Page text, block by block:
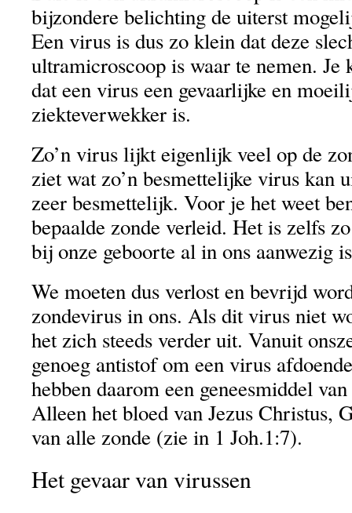
bijzondere belichting de uiterst
Een virus is dus zo klein dat deze
ultramicroscoop is waar te nemen.
dat een virus een gevaarlijke en
ziekteverwekker is.
Zo’n virus lijkt eigenlijk veel op de
ziet wat zo’n besmettelijke virus kan
zeer besmettelijk. Voor je het weet
bepaalde zonde verleid. Het is zelfs
bij onze geboorte al in ons aanwezig
We moeten dus verlost en bevrijd
zondevirus in ons. Als dit virus niet
het zich steeds verder uit. Vanuit
genoeg antistof om een virus
hebben daarom een geneesmiddel
Alleen het bloed van Jezus Christus,
van alle zonde (zie in 1 Joh.1:7).
Het gevaar van virussen